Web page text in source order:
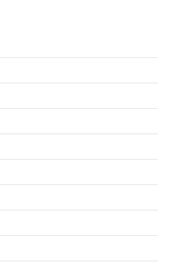
दुकानों में गड़बड़ी पर आबकारी
एक्शन
में शराब दुकानों में अधिक कीमत पर